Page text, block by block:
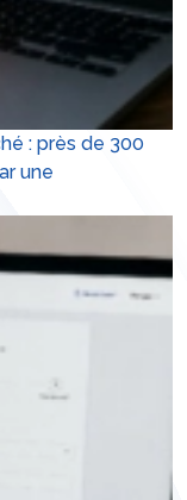
: près de 300
une